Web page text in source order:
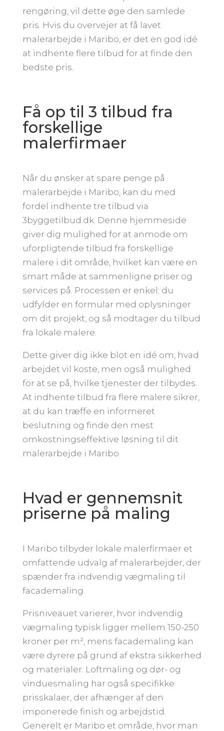
rengøring, vil dette øge den samlede
pris. Hvis du overvejer at få lavet
malerarbejde i Maribo, er det en god idé
at indhente flere tilbud for at finde den
bedste pris.
Få op til 3 tilbud fra
forskellige
malerfirmaer
Når du ønsker at spare penge på
malerarbejde i Maribo, kan du med
fordel indhente tre tilbud via
3byggetilbud.dk. Denne hjemmeside
giver dig mulighed for at anmode om
uforpligtende tilbud fra forskellige
malere i dit område, hvilket kan være en
smart måde at sammenligne priser og
services på. Processen er enkel; du
udfylder en formular med oplysninger
om dit projekt, og så modtager du tilbud
fra lokale malere.
Dette giver dig ikke blot en idé om, hvad
arbejdet vil koste, men også mulighed
for at se på, hvilke tjenester der tilbydes.
At indhente tilbud fra flere malere sikrer,
at du kan træffe en informeret
beslutning og finde den mest
omkostningseffektive løsning til dit
malerarbejde i Maribo.
Hvad er gennemsnit
priserne på maling
I Maribo tilbyder lokale malerfirmaer et
omfattende udvalg af malerarbejder, der
spænder fra indvendig vægmaling til
facademaling.
Prisniveauet varierer, hvor indvendig
vægmaling typisk ligger mellem 150-250
kroner per m², mens facademaling kan
være dyrere på grund af ekstra sikkerhed
og materialer. Loftmaling og dør- og
vinduesmaling har også specifikke
prisskalaer, der afhænger af den
imponerede finish og arbejdstid.
Generelt er Maribo et område, hvor man